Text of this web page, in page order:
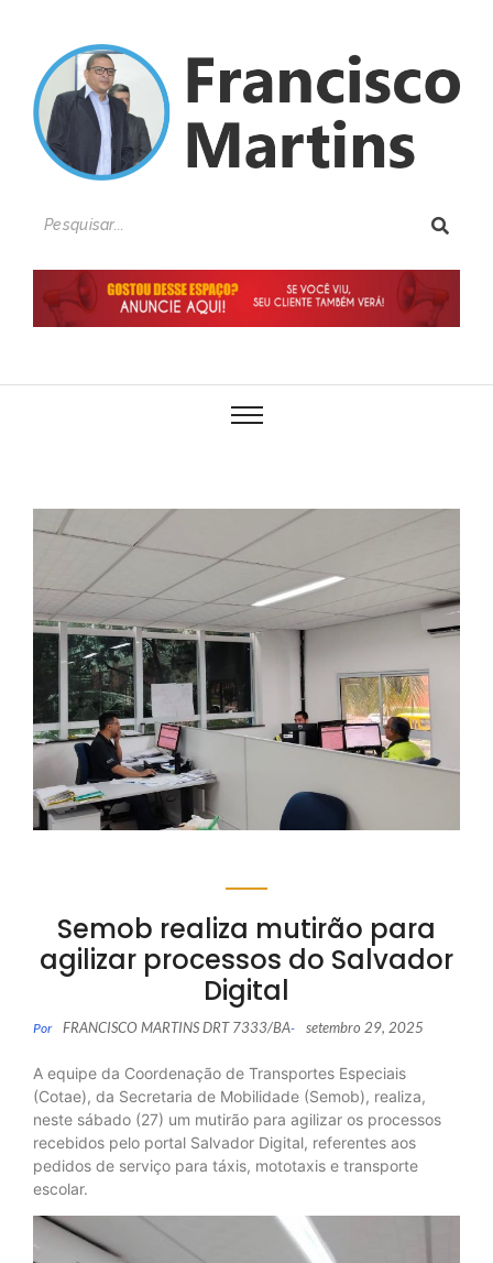
Semob realiza mutirão para
agilizar processos do Salvador
Digital
Por FRANCISCO MARTINS DRT 7333/BA- setembro 29, 2025
A equipe da Coordenação de Transportes Especiais
(Cotae), da Secretaria de Mobilidade (Semob), realiza,
neste sábado (27) um mutirão para agilizar os processos
recebidos pelo portal Salvador Digital, referentes aos
pedidos de serviço para táxis, mototaxis e transporte
escolar.